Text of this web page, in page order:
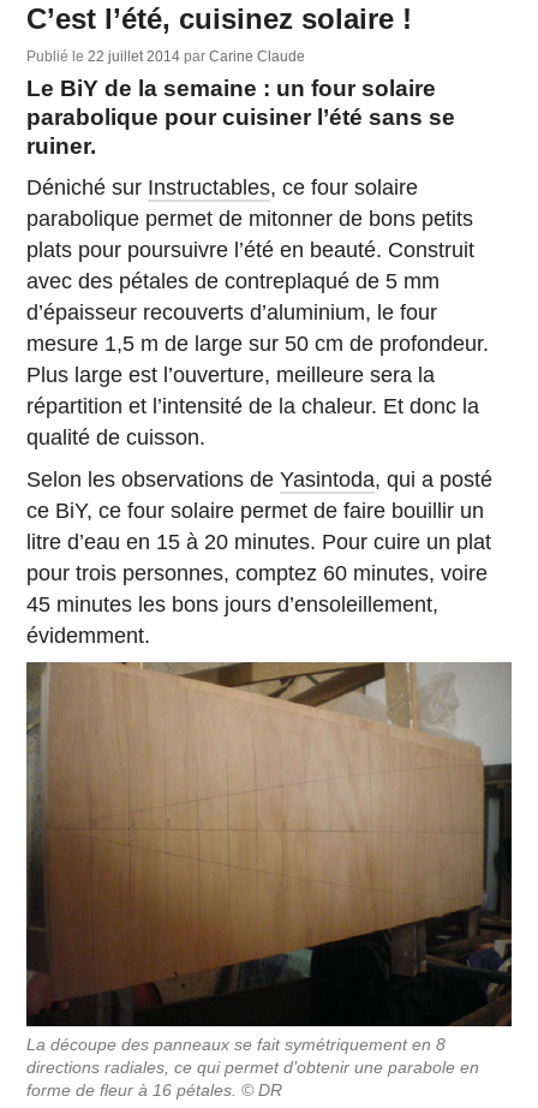
C’est l’été, cuisinez solaire !
Publié le 22 juillet 2014parCarine Claude
Le BiY de la semaine : un four solaire
parabolique pour cuisiner l’été sans se
ruiner.
Déniché sur Instructables, ce four solaire
parabolique permet de mitonner de bons petits
plats pour poursuivre l’été en beauté. Construit
avec des pétales de contreplaqué de 5 mm
d’épaisseur recouverts d’aluminium, le four
mesure 1,5 m de large sur 50 cm de profondeur.
Plus large est l’ouverture, meilleure sera la
répartition et l’intensité de la chaleur. Et donc la
qualité de cuisson.
Selon les observations deYasintoda, qui a posté
ce BiY, ce four solaire permet de faire bouillir un
litre d’eau en 15 à 20 minutes. Pour cuire un plat
pour trois personnes, comptez 60 minutes, voire
45 minutes les bons jours d’ensoleillement,
évidemment.
La découpe des panneaux se fait symétriquement en 8
directions radiales, ce qui permet d’obtenir une parabole en
forme de fleur à 16 pétales. © DR